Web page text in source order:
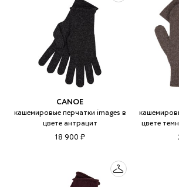
CANOE
кашемировые перчатки images в
цвете антрацит
18 900 ₽
цвете